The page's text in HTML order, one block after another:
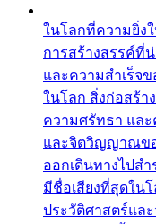
ในโลกที่ความยิ่ง
การสร้างสรรค์ที่
และความสำเร็จ
ในโลก สิ่งก่อสร้า
ความศรัทธา แล
และจิตวิญญาณขอ
ออกเดินทางไปส
มีชื่อเสียงที่สุดใน
ประวัติศาสตร์แล